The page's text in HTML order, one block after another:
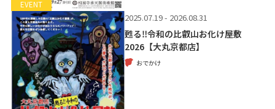
EVENT
2025.07.19 - 2026.08.31
甦る‼令和の比叡山お化け屋敷
2026【大丸京都店】
おでかけ